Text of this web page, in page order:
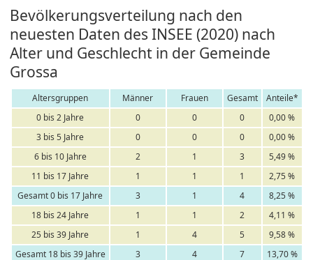
Bevölkerungsverteilung nach den
neuesten Daten des INSEE (2020) nach
Alter und Geschlecht in der Gemeinde
Grossa
Altersgruppen Männer Frauen Gesamt
Anteile*
0 bis 2 Jahre
0 0 0
0,00 %
3 bis 5 Jahre
0 0 0
0,00 %
6 bis 10 Jahre
2 1 3
5,49 %
11 bis 17 Jahre
1 1 1
2,75 %
Gesamt 0 bis 17 Jahre
3 1 4
8,25 %
18 bis 24 Jahre
1 1 2
4,11 %
25 bis 39 Jahre
1 4 5
9,58 %
Gesamt 18 bis 39 Jahre
3 4 7
13,70 %